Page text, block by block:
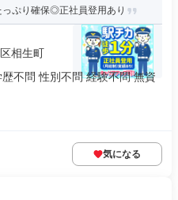
ぷり確保◎正社員登用あり
相生町
不問 性別不問 経験不問 無資
気になる